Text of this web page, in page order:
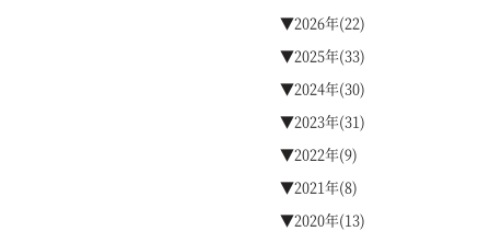
▼2026年(22)
▼2025年(33)
▼2024年(30)
▼2023年(31)
▼2022年(9)
▼2021年(8)
▼2020年(13)